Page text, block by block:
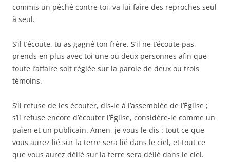
commis un péché contre toi, va lui faire des reproches seul
à seul.
S’il t’écoute, tu as gagné ton frère. S’il ne t’écoute pas,
prends en plus avec toi une ou deux personnes afin que
toute l’affaire soit réglée sur la parole de deux ou trois
témoins.
S’il refuse de les écouter, dis-le à l’assemblée de l’Église ;
s’il refuse encore d’écouter l’Église, considère-le comme un
païen et un publicain. Amen, je vous le dis : tout ce que
vous aurez lié sur la terre sera lié dans le ciel, et tout ce
que vous aurez délié sur la terre sera délié dans le ciel.